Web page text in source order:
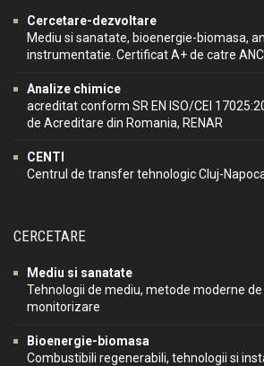
Cercetare-dezvoltare
Mediu si sanatate, bioenergie-biomasa,
instrumentatie. Certificat A+ de catre
Analize chimice
acreditat conform SR EN ISO/CEI
de Acreditare din Romania, RENAR
CENTI
Centrul de transfer tehnologic Cluj-
CERCETARE
Mediu si sanatate
Tehnologii de mediu, metode moderne de
monitorizare
Bioenergie-biomasa
Combustibili regenerabili, tehnologii si